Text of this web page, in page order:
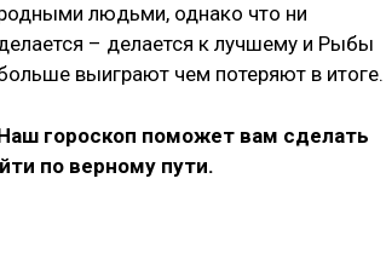
людьми, однако что ни
– делается к лучшему и Рыбы
выиграют чем потеряют в итоге.
гороскоп поможет вам сделать
по верному пути.